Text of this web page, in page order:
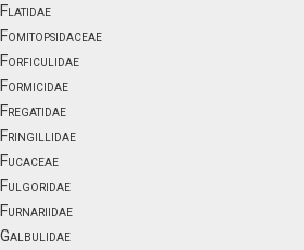
Flatidae
Fomitopsidaceae
Forficulidae
Formicidae
Fregatidae
Fringillidae
Fucaceae
Fulgoridae
Furnariidae
Galbulidae